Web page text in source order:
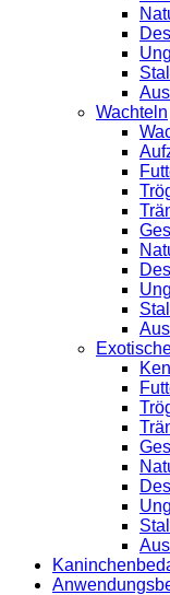
Wachteln